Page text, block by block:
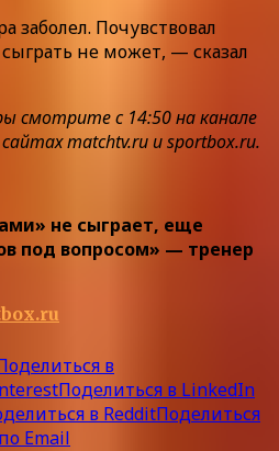
заболел. Почувствовал
не может, — сказал
смотрите с 14:50 на канале
matchtv.ru и sportbox.ru.
не сыграет, еще
под вопросом» — тренер
в
Поделиться в LinkedIn
в RedditПоделиться
Email